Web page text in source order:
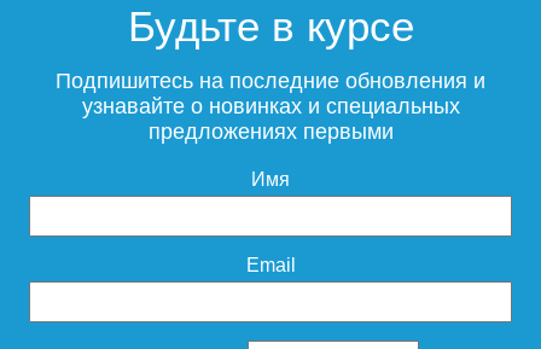
Будьте в курсе
Подпишитесь на последние обновления и
узнавайте о новинках и специальных
предложениях первыми
Имя
Email